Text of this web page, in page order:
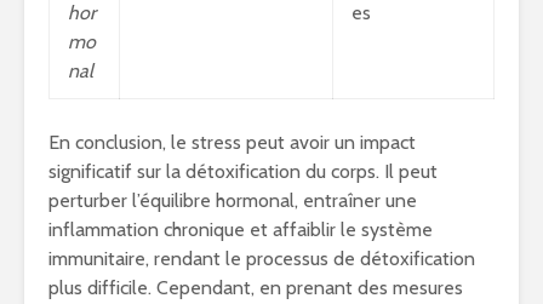
hor
mo
nal
es
En conclusion, le stress peut avoir un impact
significatif sur la détoxification du corps. Il peut
perturber l’équilibre hormonal, entraîner une
inflammation chronique et affaiblir le système
immunitaire, rendant le processus de détoxification
plus difficile. Cependant, en prenant des mesures